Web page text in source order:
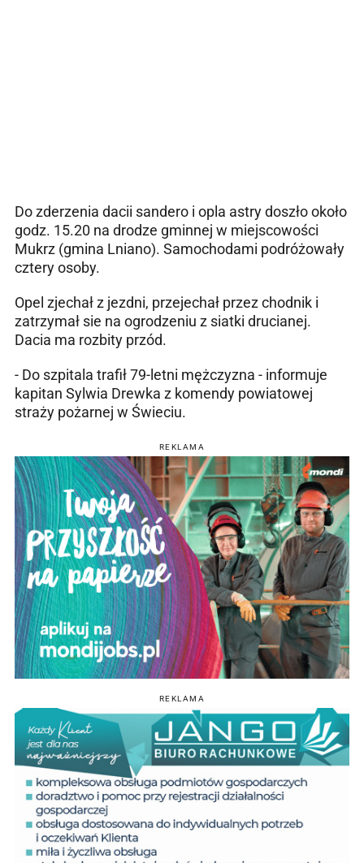
Do zderzenia dacii sandero i opla astry doszło około
godz. 15.20 na drodze gminnej w miejscowości
Mukrz (gmina Lniano). Samochodami podróżowały
cztery osoby.
Opel zjechał z jezdni, przejechał przez chodnik i
zatrzymał sie na ogrodzeniu z siatki drucianej.
Dacia ma rozbity przód.
- Do szpitala trafił 79-letni mężczyzna - informuje
kapitan Sylwia Drewka z komendy powiatowej
straży pożarnej w Świeciu.
REKLAMA
REKLAMA